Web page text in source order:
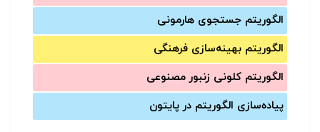
الگوریتم جستجوی هارمونی
الگوریتم بهینه‌سازی فرهنگی
الگوریتم کلونی زنبور مصنوعی
پیاده‌سازی الگوریتم در پایتون